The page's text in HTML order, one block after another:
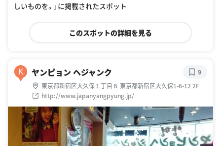
しいものを。」に掲載されたスポット
このスポットの詳細を見る
K ヤンピョン ヘジャンク
東京都新宿区大久保１丁目６ 東京都新宿区大久保1-6-12 2F
http://www.japanyangpyung.jp/
9